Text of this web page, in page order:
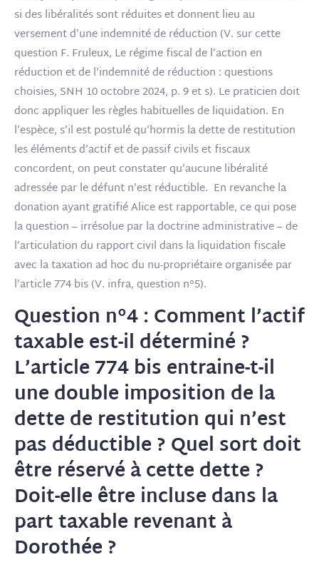
si des libéralités sont réduites et donnent lieu au
versement d’une indemnité de réduction (V. sur cette
question F. Fruleux, Le régime fiscal de l’action en
réduction et de l’indemnité de réduction : questions
choisies, SNH 10 octobre 2024, p. 9 et s). Le praticien doit
donc appliquer les règles habituelles de liquidation. En
l’espèce, s’il est postulé qu’hormis la dette de restitution
les éléments d’actif et de passif civils et fiscaux
concordent, on peut constater qu’aucune libéralité
adressée par le défunt n’est réductible. En revanche la
donation ayant gratifié Alice est rapportable, ce qui pose
la question – irrésolue par la doctrine administrative – de
l’articulation du rapport civil dans la liquidation fiscale
avec la taxation ad hoc du nu-propriétaire organisée par
l’article 774 bis (V. infra, question n°5).
Question n°4 : Comment l’actif
taxable est-il déterminé ?
L’article 774 bis entraine-t-il
une double imposition de la
dette de restitution qui n’est
pas déductible ? Quel sort doit
être réservé à cette dette ?
Doit-elle être incluse dans la
part taxable revenant à
Dorothée ?